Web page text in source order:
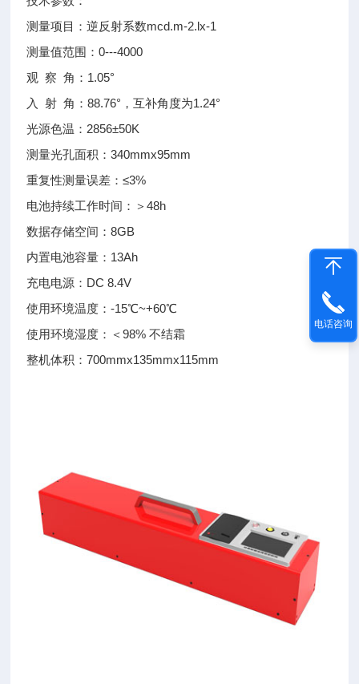
测量项目：逆反射系数mcd.m-2.lx-1
测量值范围：0---4000
观 察 角：1.05°
入 射 角：88.76°，互补角度为1.24°
光源色温：2856±50K
测量光孔面积：340mmx95mm
重复性测量误差：≤3%
电池持续工作时间：＞48h
数据存储空间：8GB
内置电池容量：13Ah
充电电源：DC 8.4V
使用环境温度：-15℃~+60℃
使用环境湿度：＜98% 不结霜
整机体积：700mmx135mmx115mm
电话咨询